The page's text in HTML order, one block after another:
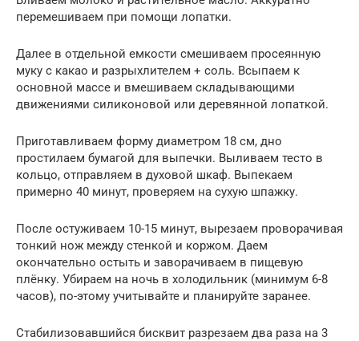
перемешиваем при помощи лопатки.
Далее в отдельной емкости смешиваем просеянную
муку с какао и разрыхлителем + соль. Всыпаем к
основной массе и вмешиваем складывающими
движениями силиконовой или деревянной лопаткой.
Приготавливаем форму диаметром 18 см, дно
простилаем бумагой для выпечки. Выливаем тесто в
кольцо, отправляем в духовой шкаф. Выпекаем
примерно 40 минут, проверяем на сухую шпажку.
После остуживаем 10-15 минут, вырезаем проворачивая
тонкий нож между стенкой и коржом. Даем
окончательно остыть и заворачиваем в пищевую
плёнку. Убираем на ночь в холодильник (минимум 6-8
часов), по-этому учитывайте и планируйте заранее.
Стабилизовавшийся бисквит разрезаем два раза на 3